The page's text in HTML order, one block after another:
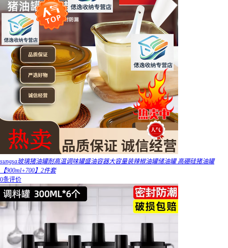
sungsa玻璃猪油罐耐高温调味罐盛油容器大容量装辣椒油罐储油罐 高硼硅猪油罐
【900ml+700】2件套
0条评价